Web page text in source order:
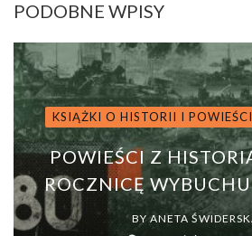
PODOBNE WPISY
KSIĄŻKI O HISTORII I
POWIEŚCI Z
ROCZNICĘ
BYANETA